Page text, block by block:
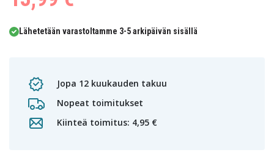
Lähetetään varastoltamme 3-5 arkipäivän sisällä
Jopa 12 kuukauden takuu
Nopeat toimitukset
Kiinteä toimitus: 4,95 €